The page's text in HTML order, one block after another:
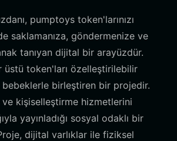
pumptoys token'larınızı
saklamanıza, göndermenize ve
tanıyan dijital bir arayüzdür.
üstü token'ları özelleştirilebilir
birleştiren bir projedir.
kişiselleştirme hizmetlerini
yayınladığı sosyal odaklı bir
dijital varlıklar ile fiziksel